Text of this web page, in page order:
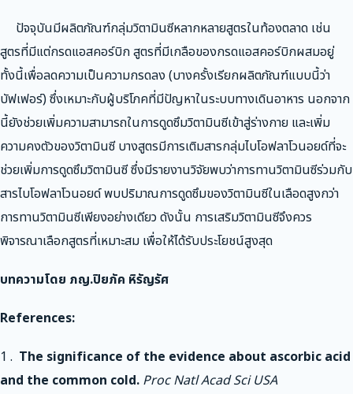
ปัจจุบันมีผลิตภัณฑ์กลุ่มวิตามินซีหลากหลายสูตรในท้องตลาด เช่น
สูตรที่มีแต่กรดแอสคอร์บิก สูตรที่มีเกลือของกรดแอสคอร์บิกผสมอยู่
ทั้งนี้เพื่อลดความเป็นความกรดลง (บางครั้งเรียกผลิตภัณฑ์แบบนี้ว่า
บัฟเฟอร์) ซึ่งเหมาะกับผู้บริโภคที่มีปัญหาในระบบทางเดินอาหาร นอกจาก
นี้ยังช่วยเพิ่มความสามารถในการดูดซึมวิตามินซีเข้าสู่ร่างกาย และเพิ่ม
ความคงตัวของวิตามินซี บางสูตรมีการเติมสารกลุ่มไบโอฟลาโวนอยด์ที่จะ
ช่วยเพิ่มการดูดซึมวิตามินซี ซึ่งมีรายงานวิจัยพบว่าการทานวิตามินซีร่วมกับ
สารไบโอฟลาโวนอยด์ พบปริมาณการดูดซึมของวิตามินซีในเลือดสูงกว่า
การทานวิตามินซีเพียงอย่างเดียว ดังนั้น การเสริมวิตามินซีจึงควร
พิจารณาเลือกสูตรที่เหมาะสม เพื่อให้ได้รับประโยชน์สูงสุด
บทความโดย ภญ.ปิยภัค หิรัญรัศ
References:
1 . The significance of the evidence about ascorbic acid
and the common cold. Proc Natl Acad Sci USA